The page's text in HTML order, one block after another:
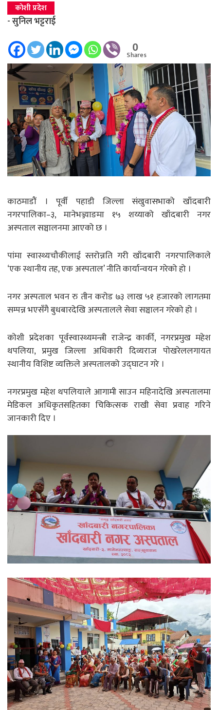
कोशी प्रदेश
- सुनिल भट्टराई
0
Shares
काठमाडौं । पूर्वी पहाडी जिल्ला संखुवासभाको खाँदबारी
नगरपालिका–३, मानेभञ्ज्याङमा १५ शय्याको खाँदबारी नगर
अस्पताल सञ्चालनमा आएको छ ।
पांमा स्वास्थ्यचौकीलाई स्तरोन्नति गरी खाँदबारी नगरपालिकाले
‘एक स्थानीय तह, एक अस्पताल’ नीति कार्यान्वयन गरेको हो ।
नगर अस्पताल भवन रु तीन करोड ७३ लाख ५१ हजारको लागतमा
सम्पन्न भएसँगै बुधबारदेखि अस्पतालले सेवा सञ्चालन गरेको हो ।
कोशी प्रदेशका पूर्वस्वास्थ्यमन्त्री राजेन्द्र कार्की, नगरप्रमुख महेश
थपलिया, प्रमुख जिल्ला अधिकारी दिव्यराज पोखरेललगायत
स्थानीय विशिष्ट व्यक्तिले अस्पतालको उद्घाटन गरे ।
नगरप्रमुख महेश थपलियाले आगामी साउन महिनादेखि अस्पतालमा
मेडिकल अधिकृतसहितका चिकित्सक राखी सेवा प्रवाह गरिने
जानकारी दिए ।